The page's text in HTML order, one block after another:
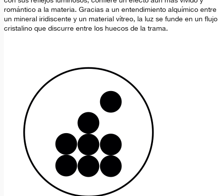
romántico a la materia. Gracias a un entendimiento alquímico entre
un mineral iridiscente y un material vítreo, la luz se funde en un flujo
cristalino que discurre entre los huecos de la trama.